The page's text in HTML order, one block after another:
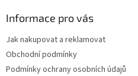
Informace pro vás
Jak nakupovat a reklamovat
Obchodní podmínky
Podmínky ochrany osobních údajů